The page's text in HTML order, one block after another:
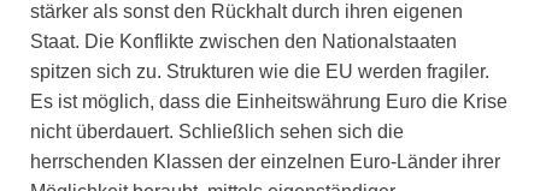
stärker als sonst den Rückhalt durch ihren eigenen
Staat. Die Konflikte zwischen den Nationalstaaten
spitzen sich zu. Strukturen wie die EU werden fragiler.
Es ist möglich, dass die Einheitswährung Euro die Krise
nicht überdauert. Schließlich sehen sich die
herrschenden Klassen der einzelnen Euro-Länder ihrer